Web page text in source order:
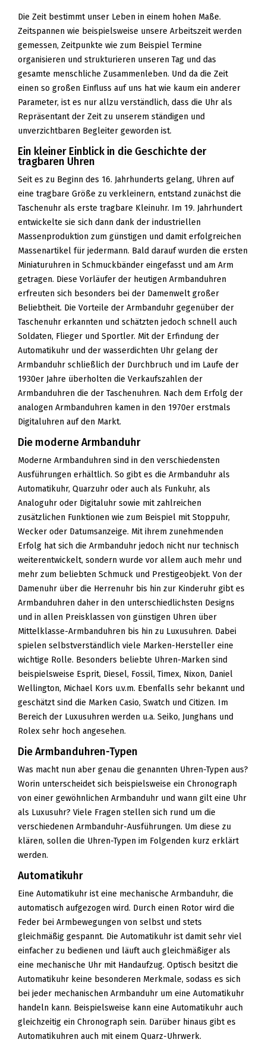
Die Zeit bestimmt unser Leben in einem hohen Maße.
Zeitspannen wie beispielsweise unsere Arbeitszeit werden
gemessen, Zeitpunkte wie zum Beispiel Termine
organisieren und strukturieren unseren Tag und das
gesamte menschliche Zusammenleben. Und da die Zeit
einen so großen Einfluss auf uns hat wie kaum ein anderer
Parameter, ist es nur allzu verständlich, dass die Uhr als
Repräsentant der Zeit zu unserem ständigen und
unverzichtbaren Begleiter geworden ist.
Ein kleiner Einblick in die Geschichte der
tragbaren Uhren
Seit es zu Beginn des 16. Jahrhunderts gelang, Uhren auf
eine tragbare Größe zu verkleinern, entstand zunächst die
Taschenuhr als erste tragbare Kleinuhr. Im 19. Jahrhundert
entwickelte sie sich dann dank der industriellen
Massenproduktion zum günstigen und damit erfolgreichen
Massenartikel für jedermann. Bald darauf wurden die ersten
Miniaturuhren in Schmuckbänder eingefasst und am Arm
getragen. Diese Vorläufer der heutigen Armbanduhren
erfreuten sich besonders bei der Damenwelt großer
Beliebtheit. Die Vorteile der Armbanduhr gegenüber der
Taschenuhr erkannten und schätzten jedoch schnell auch
Soldaten, Flieger und Sportler. Mit der Erfindung der
Automatikuhr und der wasserdichten Uhr gelang der
Armbanduhr schließlich der Durchbruch und im Laufe der
1930er Jahre überholten die Verkaufszahlen der
Armbanduhren die der Taschenuhren. Nach dem Erfolg der
analogen Armbanduhren kamen in den 1970er erstmals
Digitaluhren auf den Markt.
Die moderne Armbanduhr
Moderne Armbanduhren sind in den verschiedensten
Ausführungen erhältlich. So gibt es die Armbanduhr als
Automatikuhr, Quarzuhr oder auch als Funkuhr, als
Analoguhr oder Digitaluhr sowie mit zahlreichen
zusätzlichen Funktionen wie zum Beispiel mit Stoppuhr,
Wecker oder Datumsanzeige. Mit ihrem zunehmenden
Erfolg hat sich die Armbanduhr jedoch nicht nur technisch
weiterentwickelt, sondern wurde vor allem auch mehr und
mehr zum beliebten Schmuck und Prestigeobjekt. Von der
Damenuhr über die Herrenuhr bis hin zur Kinderuhr gibt es
Armbanduhren daher in den unterschiedlichsten Designs
und in allen Preisklassen von günstigen Uhren über
Mittelklasse-Armbanduhren bis hin zu Luxusuhren. Dabei
spielen selbstverständlich viele Marken-Hersteller eine
wichtige Rolle. Besonders beliebte Uhren-Marken sind
beispielsweise Esprit, Diesel, Fossil, Timex, Nixon, Daniel
Wellington, Michael Kors u.v.m. Ebenfalls sehr bekannt und
geschätzt sind die Marken Casio, Swatch und Citizen. Im
Bereich der Luxusuhren werden u.a. Seiko, Junghans und
Rolex sehr hoch angesehen.
Die Armbanduhren-Typen
Was macht nun aber genau die genannten Uhren-Typen aus?
Worin unterscheidet sich beispielsweise ein Chronograph
von einer gewöhnlichen Armbanduhr und wann gilt eine Uhr
als Luxusuhr? Viele Fragen stellen sich rund um die
verschiedenen Armbanduhr-Ausführungen. Um diese zu
klären, sollen die Uhren-Typen im Folgenden kurz erklärt
werden.
Automatikuhr
Eine Automatikuhr ist eine mechanische Armbanduhr, die
automatisch aufgezogen wird. Durch einen Rotor wird die
Feder bei Armbewegungen von selbst und stets
gleichmäßig gespannt. Die Automatikuhr ist damit sehr viel
einfacher zu bedienen und läuft auch gleichmäßiger als
eine mechanische Uhr mit Handaufzug. Optisch besitzt die
Automatikuhr keine besonderen Merkmale, sodass es sich
bei jeder mechanischen Armbanduhr um eine Automatikuhr
handeln kann. Beispielsweise kann eine Automatikuhr auch
gleichzeitig ein Chronograph sein. Darüber hinaus gibt es
Automatikuhren auch mit einem Quarz-Uhrwerk.